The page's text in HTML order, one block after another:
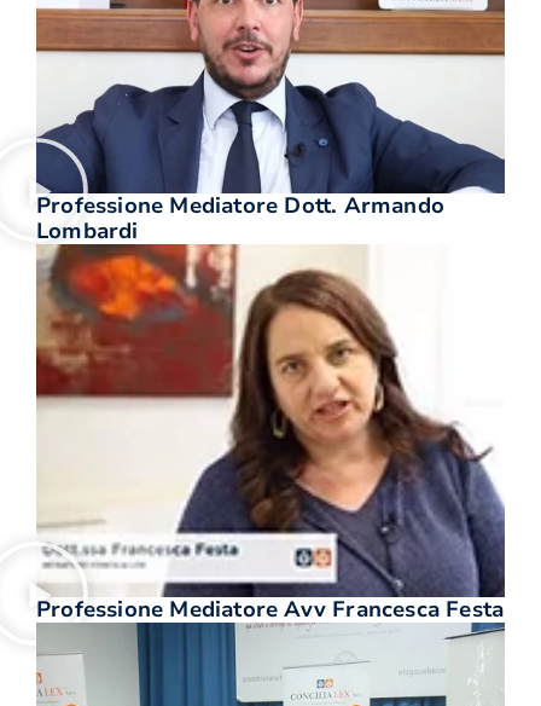
Professione Mediatore Dott. Armando
Lombardi
Professione Mediatore Avv Francesca Festa